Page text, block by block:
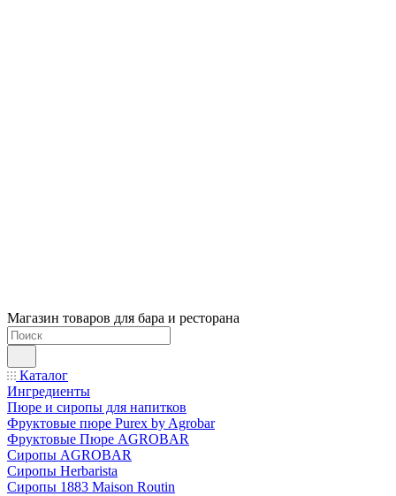
Магазин товаров для бара и ресторана
Каталог
Ингредиенты
Пюре и сиропы для напитков
Фруктовые пюре Purex by Agrobar
Фруктовые Пюре AGROBAR
Сиропы AGROBAR
Сиропы Herbarista
Сиропы 1883 Maison Routin